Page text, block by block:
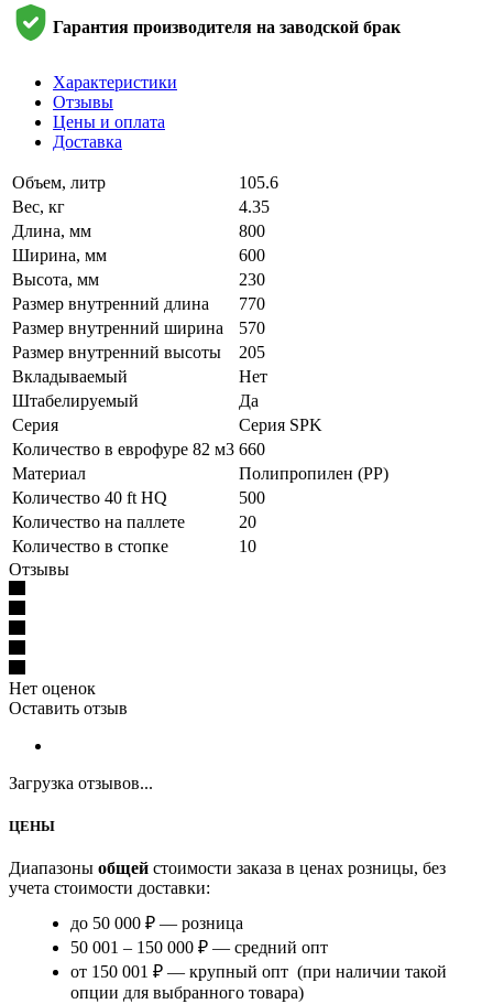
Гарантия производителя на заводской брак
Характеристики
Отзывы
Цены и оплата
Доставка
Объем, литр
105.6
Вес, кг
4.35
Длина, мм
800
Ширина, мм
600
Высота, мм
230
Размер внутренний длина
770
Размер внутренний ширина
570
Размер внутренний высоты
205
Вкладываемый
Нет
Штабелируемый
Да
Серия
Серия SPK
Количество в еврофуре 82 м3 660
Материал
Полипропилен (PP)
Количество 40 ft HQ
500
Количество на паллете
20
Количество в стопке
10
Отзывы
Нет оценок
Оставить отзыв
Загрузка отзывов...
ЦЕНЫ
Диапазоны общей стоимости заказа в ценах розницы, без
учета стоимости доставки:
до 50 000 ₽ — розница
50 001 – 150 000 ₽ — средний опт
от 150 001 ₽ — крупный опт (при наличии такой
опции для выбранного товара)